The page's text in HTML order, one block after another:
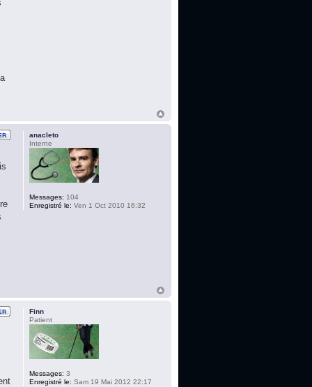
anacleto
Interne
Messages: 104
Enregistré le: Ven 1 Oct 2010 16:32
Finn
Patient
Messages: 3
Enregistré le: Sam 19 Mai 2012 22:17